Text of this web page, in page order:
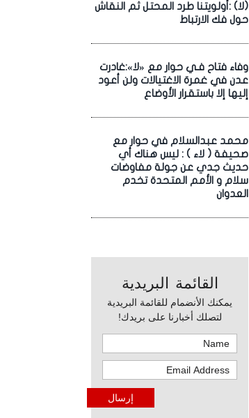
(لا) :أولويتنا طرد المحتل ثم النقاش
حول فك الارتباط
وفاء فتاح فـي حوار مع «لا»:غادرت
عدن في غمرة الاغتيالات ولن أعود
إليها إلا باستقرار الأوضاع
محمد عبدالسلام في حوار مع
صحيفة ( لاء ) : ليس هناك أي
حديث جدي عن جولة مفاوضات
سلام و الأمم المتحدة تخدم
العدوان
القائمة البريدية
يمكنك الأنضمام للقائمة البريدية
لتصلك أخبارنا على بريدك!